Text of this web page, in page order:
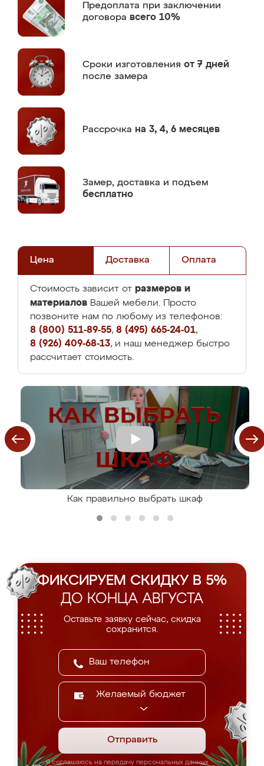
Предоплата при заключении
договора всего 10%
Сроки изготовления от 7 дней
после замера
Рассрочка на 3, 4, 6 месяцев
Замер, доставка и подъем
бесплатно
Цена Доставка Оплата
Стоимость зависит от размеров и
материалов Вашей мебели. Просто
позвоните нам по любому из телефонов:
8 (800) 511-89-55, 8 (495) 665-24-01,
8 (926) 409-68-13, и наш менеджер быстро
рассчитает стоимость.
Как правильно выбрать шкаф
ФИКСИРУЕМ СКИДКУ В 5%
ДО КОНЦА АВГУСТА
Оставьте заявку сейчас, скидка
сохранится.
Желаемый бюджет
Отправить
Я соглашаюсь на передачу персональных данных